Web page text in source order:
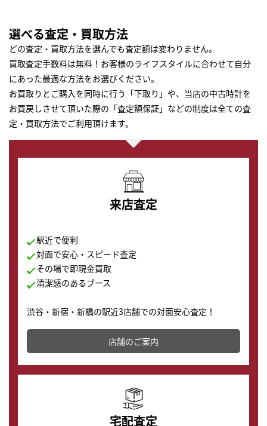
選べる査定・買取方法
どの査定・買取方法を選んでも査定額は変わりません。
買取査定手数料は無料！お客様のライフスタイルに合わせて自分
にあった最適な方法をお選びください。
お買取りとご購入を同時に行う「下取り」や、当店の中古時計を
お買戻しさせて頂いた際の「査定額保証」などの制度は全ての査
定・買取方法でご利用頂けます。
来店査定
駅近で便利
対面で安心・スピード査定
その場で即現金買取
清潔感のあるブース
渋谷・新宿・新橋の駅近3店舗での対面安心査定！
その場で現金買取致します。渋谷本店では、時計販売の
店舗を併設しており、下取りに出してお得に新しい時計
の購入もできます♪
店舗のご案内
宅配査定